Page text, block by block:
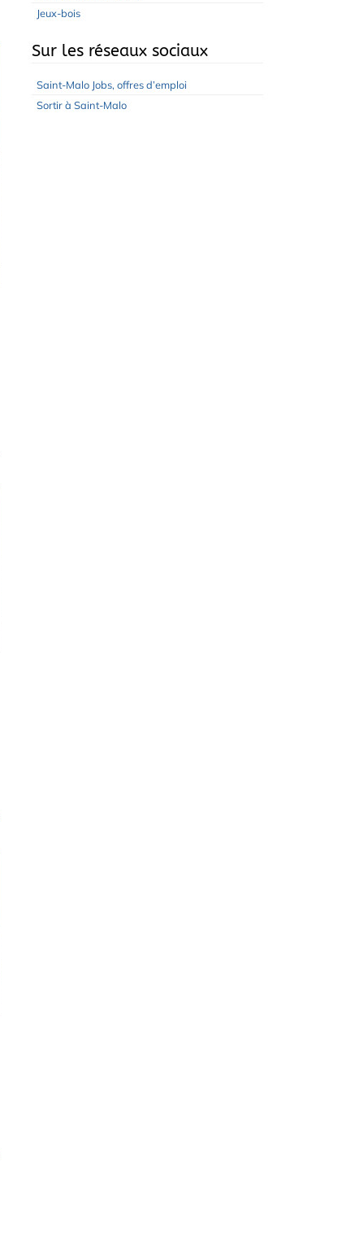
Jeux-bois
Sur les réseaux sociaux
Saint-Malo Jobs, offres d’emploi
Sortir à Saint-Malo